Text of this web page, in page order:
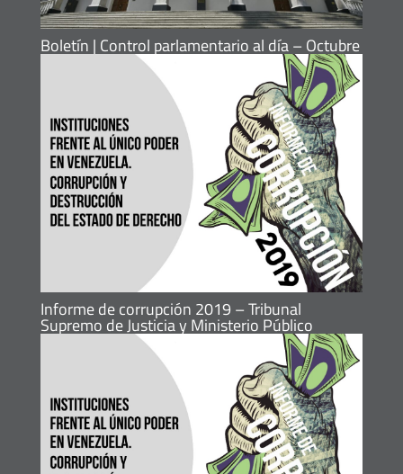
Boletín | Control parlamentario al día – Octubre
Informe de corrupción 2019 – Tribunal
Supremo de Justicia y Ministerio Público